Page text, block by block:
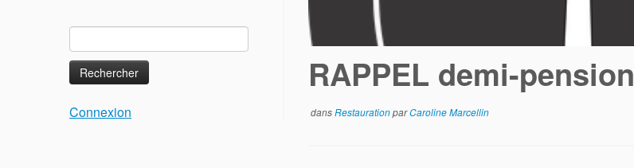
Connexion
RAPPEL demi-pension
dansRestaurationparCaroline Marcellin